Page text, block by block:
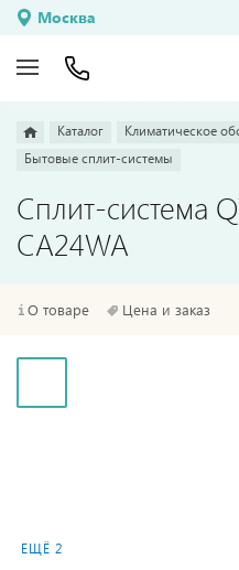
Москва
Каталог
Климатическое
Бытовые сплит-системы
Сплит-система
CA24WA
О товаре Цена и заказ
ЕЩЁ 2